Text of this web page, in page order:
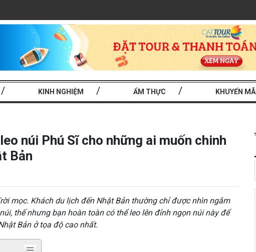
KINH NGHIỆM ẨM THỰC KHUYẾN MÃI
núi Phú Sĩ cho những ai muốn chinh
Bản
mọc. Khách du lịch đến Nhật Bản thường chỉ được nhìn ngắm
thế nhưng bạn hoàn toàn có thể leo lên đỉnh ngọn núi này để
Bản ở tọa độ cao nhất.